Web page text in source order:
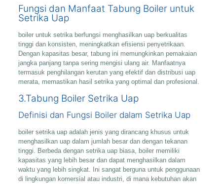
Fungsi dan Manfaat Tabung Boiler untuk
Setrika Uap
boiler untuk setrika berfungsi menghasilkan uap berkualitas
tinggi dan konsisten, meningkatkan efisiensi penyetrikaan.
Dengan kapasitas besar, tabung ini memungkinkan pemakaian
jangka panjang tanpa sering mengisi ulang air. Manfaatnya
termasuk penghilangan kerutan yang efektif dan distribusi uap
merata, memastikan hasil setrika yang optimal dan profesional.
3.Tabung Boiler Setrika Uap
Definisi dan Fungsi Boiler dalam Setrika Uap
boiler setrika uap adalah jenis yang dirancang khusus untuk
menghasilkan uap dalam jumlah besar dan dengan tekanan
tinggi. Berbeda dengan setrika uap biasa, boiler memiliki
kapasitas yang lebih besar dan dapat menghasilkan dalam
waktu yang lebih singkat. Ini sangat berguna untuk penggunaan
di lingkungan komersial atau industri, di mana kebutuhan akan